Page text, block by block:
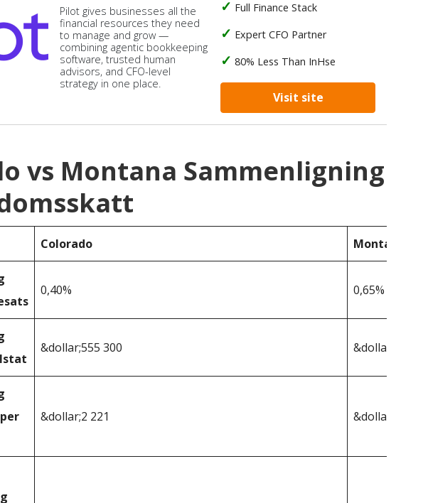
Pilot gives businesses all the
financial resources they need
to manage and grow —
combining agentic bookkeeping
software, trusted human
advisors, and CFO-level
strategy in one place.
Full Finance Stack
Expert CFO Partner
80% Less Than InHse
Visit site
vs Montana Sammenligning
Colorado Montana
0,40% 0,65%
&dollar;555 300 &dollar;447 845
&dollar;2 221 &dollar;2 911